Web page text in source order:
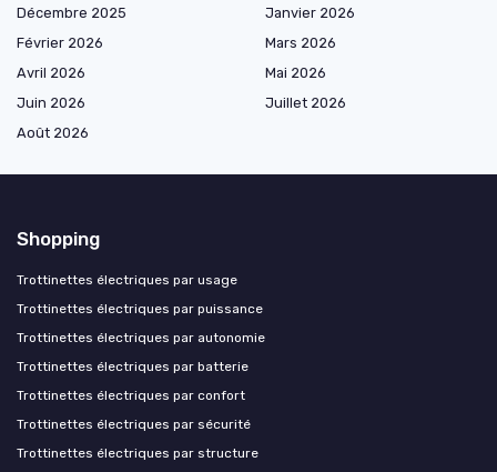
Décembre 2025
Janvier 2026
Février 2026
Mars 2026
Avril 2026
Mai 2026
Juin 2026
Juillet 2026
Août 2026
Shopping
Trottinettes électriques par usage
Trottinettes électriques par puissance
Trottinettes électriques par autonomie
Trottinettes électriques par batterie
Trottinettes électriques par confort
Trottinettes électriques par sécurité
Trottinettes électriques par structure